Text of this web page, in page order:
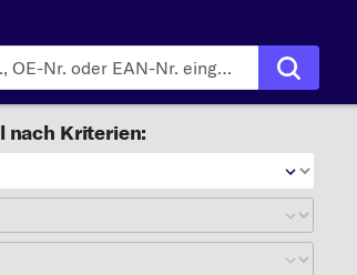
nach Kriterien: